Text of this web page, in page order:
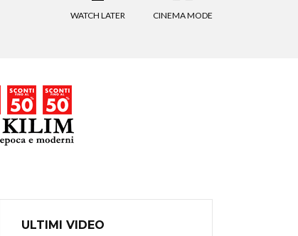
WATCH LATER CINEMA MODE
ULTIMI VIDEO